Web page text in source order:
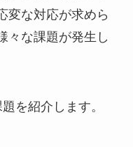
変な対応が求めら
々な課題が発生し
を紹介します。